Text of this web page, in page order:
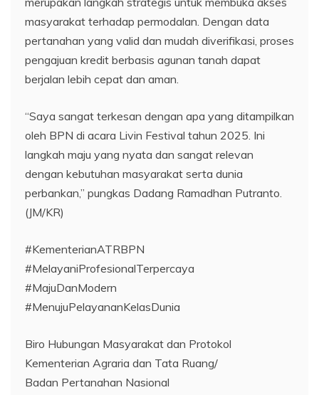
masyarakat terhadap permodalan. Dengan data
pertanahan yang valid dan mudah diverifikasi, proses
pengajuan kredit berbasis agunan tanah dapat
berjalan lebih cepat dan aman.
“Saya sangat terkesan dengan apa yang ditampilkan
oleh BPN di acara Livin Festival tahun 2025. Ini
langkah maju yang nyata dan sangat relevan
dengan kebutuhan masyarakat serta dunia
perbankan,” pungkas Dadang Ramadhan Putranto.
(JM/KR)
#KementerianATRBPN
#MelayaniProfesionalTerpercaya
#MajuDanModern
#MenujuPelayananKelasDunia
Biro Hubungan Masyarakat dan Protokol
Kementerian Agraria dan Tata Ruang/
Badan Pertanahan Nasional